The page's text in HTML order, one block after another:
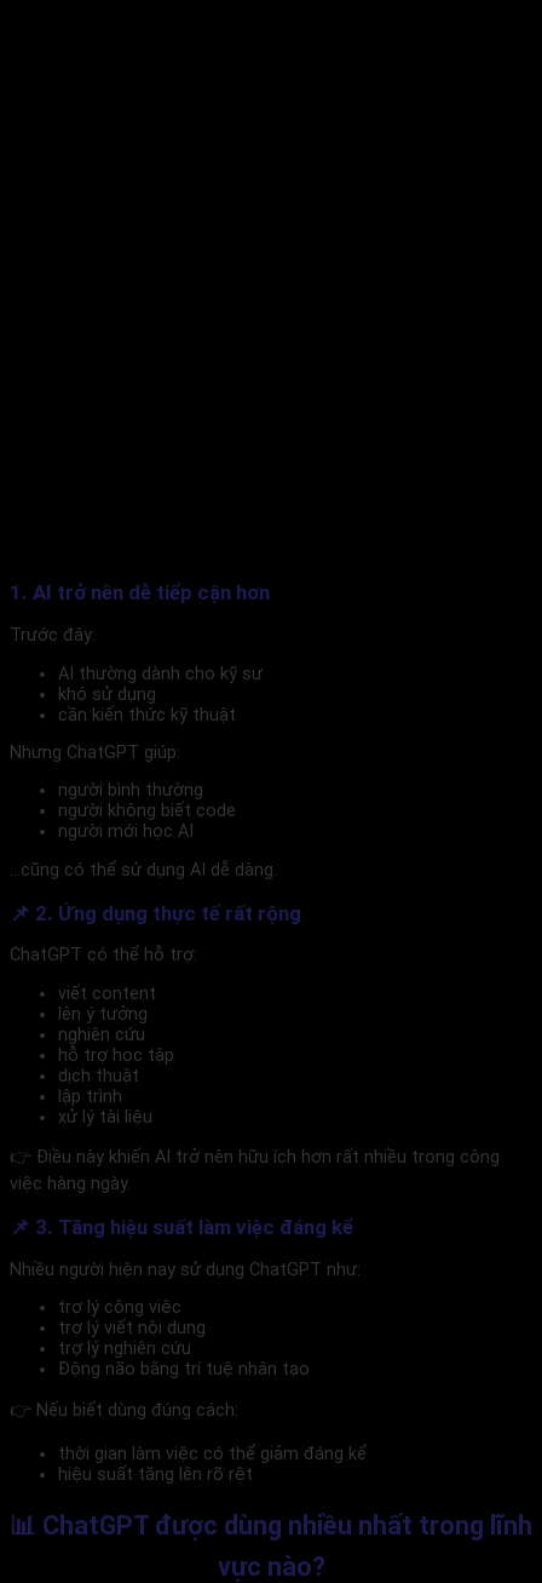
1. AI trở nên dễ tiếp cận hơn
Trước đây:
AI thường dành cho kỹ sư
khó sử dụng
cần kiến thức kỹ thuật
Nhưng ChatGPT giúp:
người bình thường
người không biết code
người mới học AI
…cũng có thể sử dụng AI dễ dàng.
📌 2. Ứng dụng thực tế rất rộng
ChatGPT có thể hỗ trợ:
viết content
lên ý tưởng
nghiên cứu
hỗ trợ học tập
dịch thuật
lập trình
xử lý tài liệu
👉 Điều này khiến AI trở nên hữu ích hơn rất nhiều trong công
việc hàng ngày.
📌 3. Tăng hiệu suất làm việc đáng kể
Nhiều người hiện nay sử dụng ChatGPT như:
trợ lý công việc
trợ lý viết nội dung
trợ lý nghiên cứu
Động não bằng trí tuệ nhân tạo
👉 Nếu biết dùng đúng cách:
thời gian làm việc có thể giảm đáng kể
hiệu suất tăng lên rõ rệt
📊 ChatGPT được dùng nhiều nhất trong lĩnh
vực nào?